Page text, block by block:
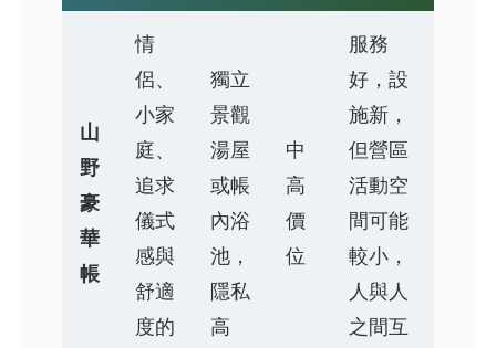
山
野
豪
華
帳
情
侶、
小家
庭、
追求
儀式
感與
舒適
度的
獨立
景觀
湯屋
或帳
內浴
池，
隱私
高
中
高
價
位
服務
好，設
施新，
但營區
活動空
間可能
較小，
人與人
之間互